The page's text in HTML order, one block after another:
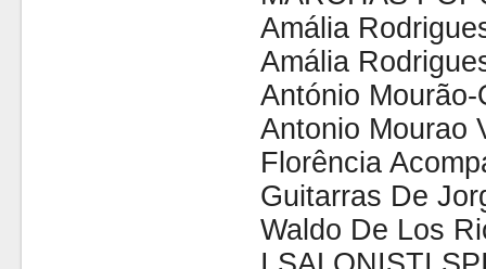
Amália
Amália
António
Antonio Mourao
Florência
Guitarras De
Waldo De Los